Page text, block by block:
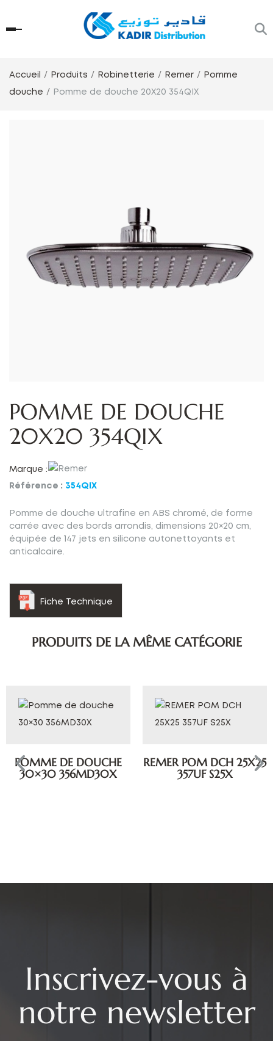
Accueil Produits Robinetterie Remer Pomme
douche Pomme de douche 20X20 354QIX
POMME DE DOUCHE
20X20 354QIX
Marque :
Référence : 354QIX
Pomme de douche ultrafine en ABS chromé, de forme
carrée avec des bords arrondis, dimensions 20×20 cm,
équipée de 147 jets en silicone autonettoyants et
anticalcaire.
Fiche Technique
PRODUITS DE LA MÊME CATÉGORIE
DOUCHE
REMER POM DCH 25X25
357UF S25X
POMME
Inscrivez-vous à
notre newsletter